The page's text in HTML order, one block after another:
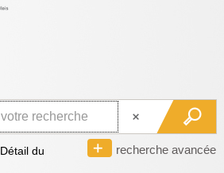
recherche avancée
Détail du